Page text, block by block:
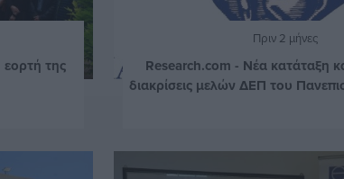
της
Πριν 2 μήνες
Research.com - Νέα κατάταξη
διακρίσεις μελών ΔΕΠ του